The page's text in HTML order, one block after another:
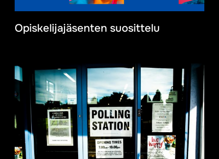
Opiskelijajäsenten suosittelu